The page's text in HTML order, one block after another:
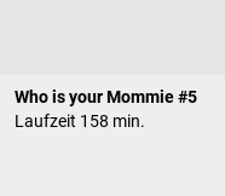
Who is your Mommie #5
Laufzeit 158 min.